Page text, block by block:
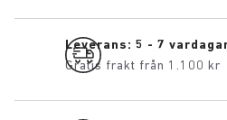
Leverans: 5 - 7
Gratis frakt från 1.100 kr